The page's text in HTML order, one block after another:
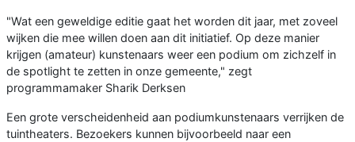
"Wat een geweldige editie gaat het worden dit jaar, met zoveel
wijken die mee willen doen aan dit initiatief. Op deze manier
krijgen (amateur) kunstenaars weer een podium om zichzelf in
de spotlight te zetten in onze gemeente," zegt
programmamaker Sharik Derksen
Een grote verscheidenheid aan podiumkunstenaars verrijken de
tuintheaters. Bezoekers kunnen bijvoorbeeld naar een